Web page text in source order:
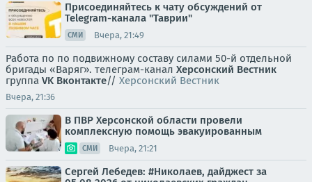
Присоединяйтесь к чату обсуждений от
Telegram-канала "Таврии"
СМИ Вчера, 21:49
Работа по по подвижному составу силами 50-й отдельной
бригады «Варяг». телеграм-канал Херсонский Вестник
группа VK Вконтакте// Херсонский Вестник
Вчера, 21:36
В ПВР Херсонской области провели
комплексную помощь эвакуированным
СМИ Вчера, 21:21
Сергей Лебедев: #Николаев, дайджест за